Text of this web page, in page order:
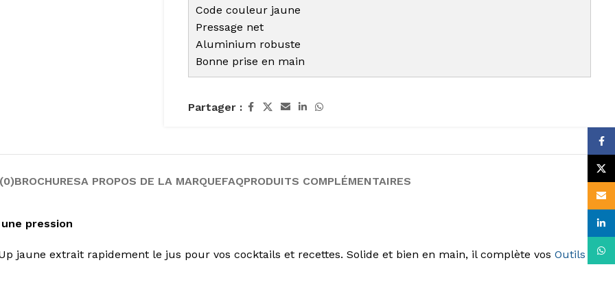
Code couleur jaune
Pressage net
Aluminium robuste
Bonne prise en main
Partager :
BROCHURESA PROPOS DE LA MARQUEFAQPRODUITS COMPLÉMENTAIRES
pression
jaune extrait rapidement le jus pour vos cocktails et recettes. Solide et bien en main, il complète vos Outils à
Email